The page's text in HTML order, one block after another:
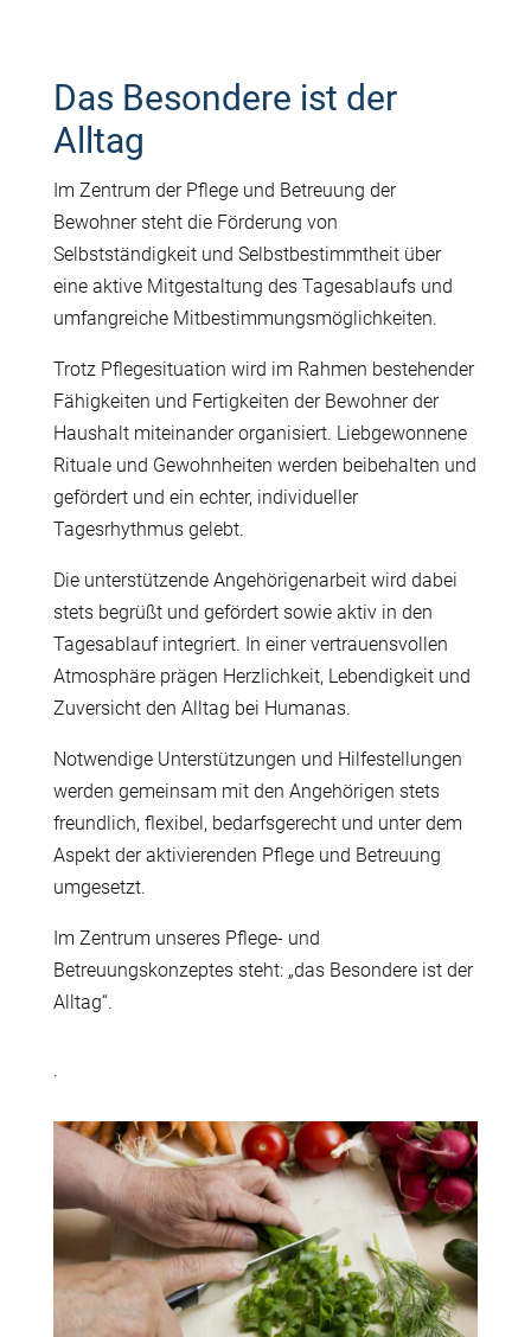
Das Besondere ist der
Alltag
Im Zentrum der Pflege und Betreuung der
Bewohner steht die Förderung von
Selbstständigkeit und Selbstbestimmtheit über
eine aktive Mitgestaltung des Tagesablaufs und
umfangreiche Mitbestimmungsmöglichkeiten.
Trotz Pflegesituation wird im Rahmen bestehender
Fähigkeiten und Fertigkeiten der Bewohner der
Haushalt miteinander organisiert. Liebgewonnene
Rituale und Gewohnheiten werden beibehalten und
gefördert und ein echter, individueller
Tagesrhythmus gelebt.
Die unterstützende Angehörigenarbeit wird dabei
stets begrüßt und gefördert sowie aktiv in den
Tagesablauf integriert. In einer vertrauensvollen
Atmosphäre prägen Herzlichkeit, Lebendigkeit und
Zuversicht den Alltag bei Humanas.
Notwendige Unterstützungen und Hilfestellungen
werden gemeinsam mit den Angehörigen stets
freundlich, flexibel, bedarfsgerecht und unter dem
Aspekt der aktivierenden Pflege und Betreuung
umgesetzt.
Im Zentrum unseres Pflege- und
Betreuungskonzeptes steht: „das Besondere ist der
Alltag“.
.